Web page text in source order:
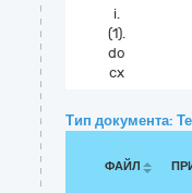
і.
(1).
do
cx
Тип документа:
ФАЙЛ